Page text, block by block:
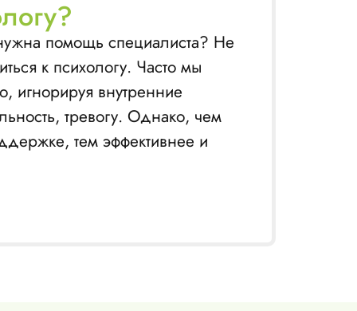
помощь специалиста? Не
к психологу. Часто мы
игнорируя внутренние
тревогу. Однако, чем
тем эффективнее и